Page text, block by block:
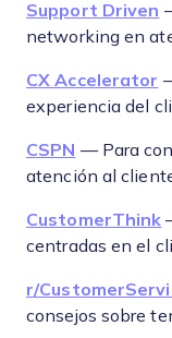
Support Driven
networking en
CX Accelerator
experiencia del
CSPN — Para
atención al
CustomerThink
centradas en el
r/
consejos sobre